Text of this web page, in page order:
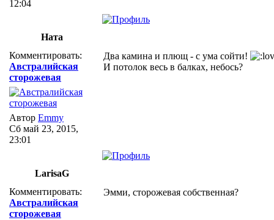
12:04
Ната
Комментировать:
Австралийская
сторожевая
Автор Emmy
Сб май 23, 2015,
23:01
Два камина и плющ - с ума сойти!
И потолок весь в балках, небось?
LarisaG
Комментировать:
Австралийская
сторожевая
Эмми, сторожевая собственная?